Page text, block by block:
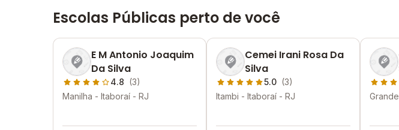
Escolas Públicas perto de você
E M Antonio Joaquim
Da Silva
4.8 (3)
Manilha - Itaboraí - RJ
Cemei Irani Rosa Da
Silva
5.0 (3)
Itambi - Itaboraí - RJ